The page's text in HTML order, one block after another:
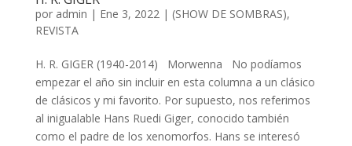
por admin | Ene 3, 2022 | (SHOW DE SOMBRAS),
REVISTA
H. R. GIGER (1940-2014) Morwenna No podíamos
empezar el año sin incluir en esta columna a un clásico
de clásicos y mi favorito. Por supuesto, nos referimos
al inigualable Hans Ruedi Giger, conocido también
como el padre de los xenomorfos. Hans se interesó